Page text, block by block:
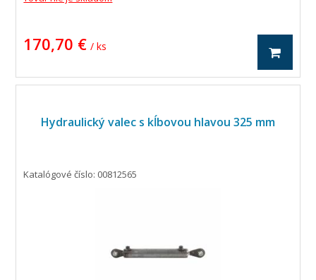
170,70 € / ks
Hydraulický valec s kĺbovou hlavou 325 mm
Katalógové číslo: 00812565